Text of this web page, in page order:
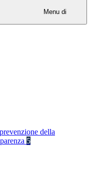
Menu di
della
5